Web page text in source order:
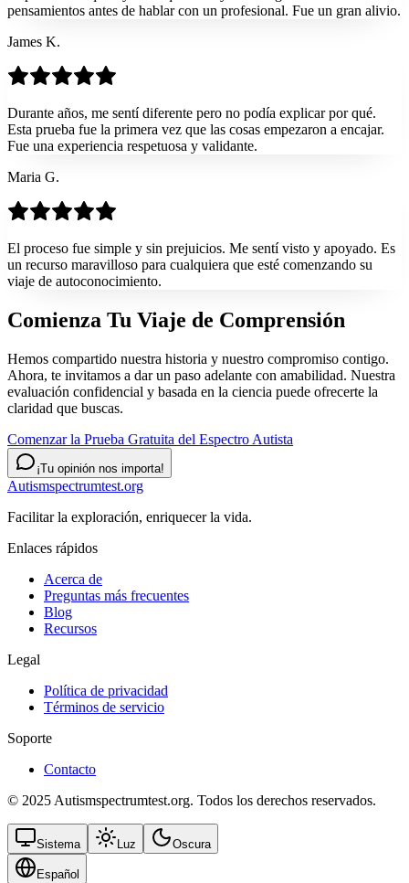
pensamientos antes de hablar con un profesional. Fue un gran alivio.
James K.
Durante años, me sentí diferente pero no podía explicar por qué.
Esta prueba fue la primera vez que las cosas empezaron a encajar.
Fue una experiencia respetuosa y validante.
Maria G.
El proceso fue simple y sin prejuicios. Me sentí visto y apoyado. Es
un recurso maravilloso para cualquiera que esté comenzando su
viaje de autoconocimiento.
Comienza Tu Viaje de Comprensión
Hemos compartido nuestra historia y nuestro compromiso contigo.
Ahora, te invitamos a dar un paso adelante con amabilidad. Nuestra
evaluación confidencial y basada en la ciencia puede ofrecerte la
claridad que buscas.
Comenzar la Prueba Gratuita del Espectro Autista
¡Tu opinión nos importa!
Autismspectrumtest.org
Facilitar la exploración, enriquecer la vida.
Enlaces rápidos
Acerca de
Preguntas más frecuentes
Blog
Recursos
Legal
Política de privacidad
Términos de servicio
Soporte
Contacto
© 2025 Autismspectrumtest.org. Todos los derechos reservados.
Sistema Luz Oscura
Español